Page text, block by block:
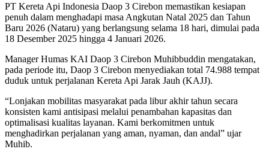
PT Kereta Api Indonesia Daop 3 Cirebon memastikan kesiapan
penuh dalam menghadapi masa Angkutan Natal 2025 dan Tahun
Baru 2026 (Nataru) yang berlangsung selama 18 hari, dimulai pada
18 Desember 2025 hingga 4 Januari 2026.
Manager Humas KAI Daop 3 Cirebon Muhibbuddin mengatakan,
pada periode itu, Daop 3 Cirebon menyediakan total 74.988 tempat
duduk untuk perjalanan Kereta Api Jarak Jauh (KAJJ).
“Lonjakan mobilitas masyarakat pada libur akhir tahun secara
konsisten kami antisipasi melalui penambahan kapasitas dan
optimalisasi kualitas layanan. Kami berkomitmen untuk
menghadirkan perjalanan yang aman, nyaman, dan andal” ujar
Muhib.